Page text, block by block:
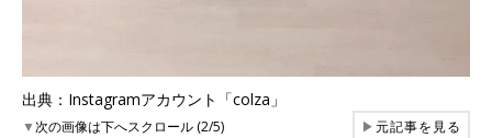
出典：Instagramアカウント「colza」
▼次の画像は下へスクロール (2/5) ▶元記事を見る